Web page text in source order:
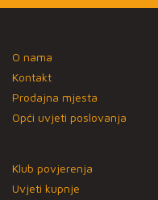
O nama
Kontakt
Prodajna mjesta
Opći uvjeti poslovanja
Klub povjerenja
Uvjeti kupnje